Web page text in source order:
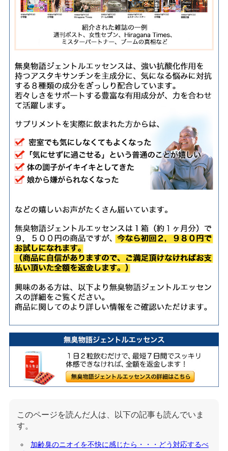
このページを読んだ人は、以下の記事も読んでいま
す。
加齢臭のニオイを不快に感じたら・・・どう対応するべ